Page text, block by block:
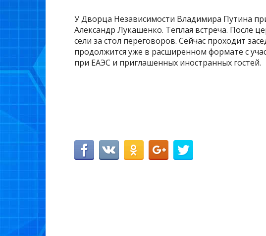
У Дворца Независимости Владимира Путина
Александр Лукашенко. Теплая встреча. После
сели за стол переговоров. Сейчас проходит
продолжится уже в расширенном формате с
при ЕАЭС и приглашенных иностранных гостей.